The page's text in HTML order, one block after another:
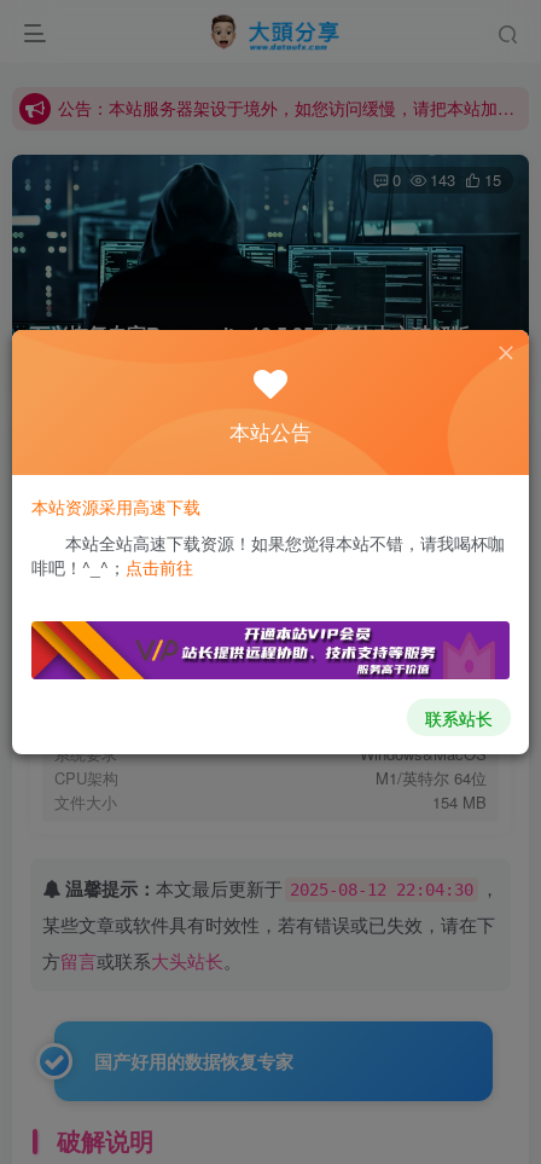
公告：本站资源需登录后下载。如果没有找到您需要的资源，请私信站长添加！
公告：本站服务器架设于境外，如您访问缓慢，请把本站加入您的科学上网节点，高速访问！
公告：本站资源需登录后下载。如果没有找到您需要的资源，请私信站长添加！
万兴恢复专家Recoverit v13.5.25.4 繁体中文破解版
0 143 15
12个月前更新
登录查看
Motrix高速下载方法
系统要求
Windows&MacOS
CPU架构
M1/英特尔 64位
文件大小
154 MB
免费资源
温馨提示： 本文最后更新于 2025-08-12 22:04:30
，
某些文章或软件具有时效性，若有错误或已失效，请在下
方留言或联系大头站长。
国产好用的数据恢复专家
破解说明
本站公告
本站资源采用高速下载
本站全站高速下载资源！如果您觉得本站不错，请我喝杯咖
啡吧！^_^； 点击前往
联系站长